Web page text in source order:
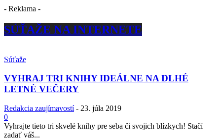
- Reklama -
SÚŤAŽE NA INTERNETE
Súťaže
VYHRAJ TRI KNIHY IDEÁLNE NA DLHÉ
LETNÉ VEČERY
Redakcia zaujímavostí - 23. júla 2019
0
Vyhrajte tieto tri skvelé knihy pre seba či svojich blízkych! Stačí
zadať váš...